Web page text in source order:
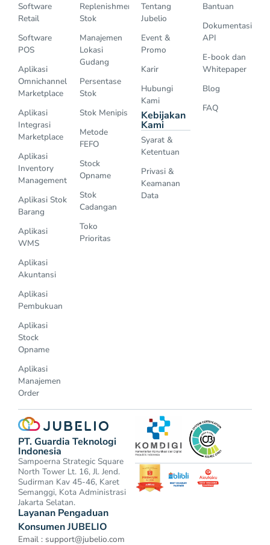
Software
Retail
Software
POS
Aplikasi
Omnichannel
Marketplace
Aplikasi
Integrasi
Marketplace
Aplikasi
Inventory
Management
Aplikasi Stok
Barang
Aplikasi
WMS
Aplikasi
Akuntansi
Aplikasi
Pembukuan
Aplikasi
Stock
Opname
Aplikasi
Manajemen
Order
Replenishment
Stok
Manajemen
Lokasi
Gudang
Persentase
Stok
Stok Menipis
Metode
FEFO
Stock
Opname
Stok
Cadangan
Toko
Prioritas
Tentang
Jubelio
Event &
Promo
Karir
Hubungi
Kami
Kebijakan
Kami
Syarat &
Ketentuan
Privasi &
Keamanan
Data
Bantuan
Dokumentasi
API
E-book dan
Whitepaper
Blog
FAQ
PT. Guardia Teknologi
Indonesia
Sampoerna Strategic Square
North Tower Lt. 16, Jl. Jend.
Sudirman Kav 45-46, Karet
Semanggi, Kota Administrasi
Jakarta Selatan.
Layanan Pengaduan
Konsumen JUBELIO
Email : support@jubelio.com